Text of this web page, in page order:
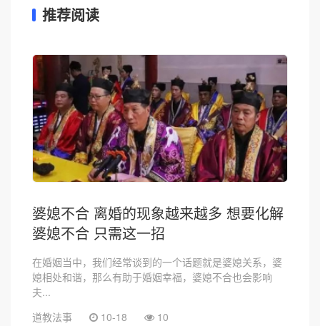
推荐阅读
婆媳不合 离婚的现象越来越多 想要化解
婆媳不合 只需这一招
在婚姻当中，我们经常谈到的一个话题就是婆媳关系，婆
媳相处和谐，那么有助于婚姻幸福，婆媳不合也会影响
夫...
道教法事
10-18 10